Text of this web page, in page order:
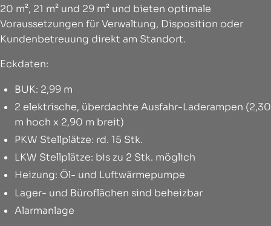
20 m², 21 m² und 29 m² und bieten optimale
Voraussetzungen für Verwaltung, Disposition oder
Kundenbetreuung direkt am Standort.
Eckdaten:
BUK: 2,99 m
2 elektrische, überdachte Ausfahr-Laderampen (2,30
m hoch x 2,90 m breit)
PKW Stellplätze: rd. 15 Stk.
LKW Stellplätze: bis zu 2 Stk. möglich
Heizung: Öl- und Luftwärmepumpe
Lager- und Büroflächen sind beheizbar
Alarmanlage